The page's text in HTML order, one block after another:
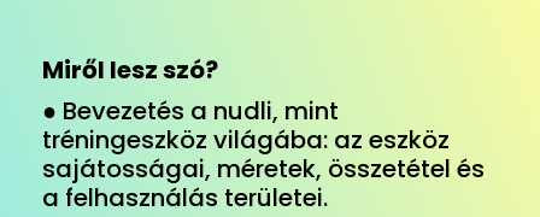
Miről lesz szó?
● Bevezetés a nudli, mint
tréningeszköz világába: az eszköz
sajátosságai, méretek, összetétel és
a felhasználás területei.